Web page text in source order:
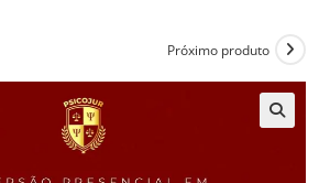
Próximo produto